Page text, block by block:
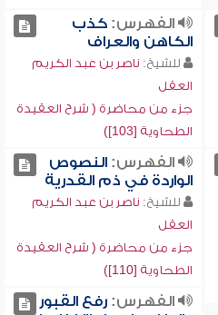
الفهرس:كذب
الكاهن والعراف
للشيخ: ناصر بن عبد الكريم
العقل
جزء من محاضرة ( شرح العقيدة
الطحاوية [103])
الفهرس:النصوص
الواردة في ذم القدرية
للشيخ: ناصر بن عبد الكريم
العقل
جزء من محاضرة ( شرح العقيدة
الطحاوية [110])
الفهرس:رفع القبور